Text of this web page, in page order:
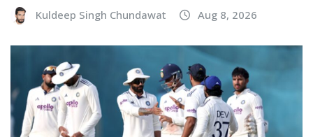
Kuldeep Singh Chundawat Aug 8, 2026